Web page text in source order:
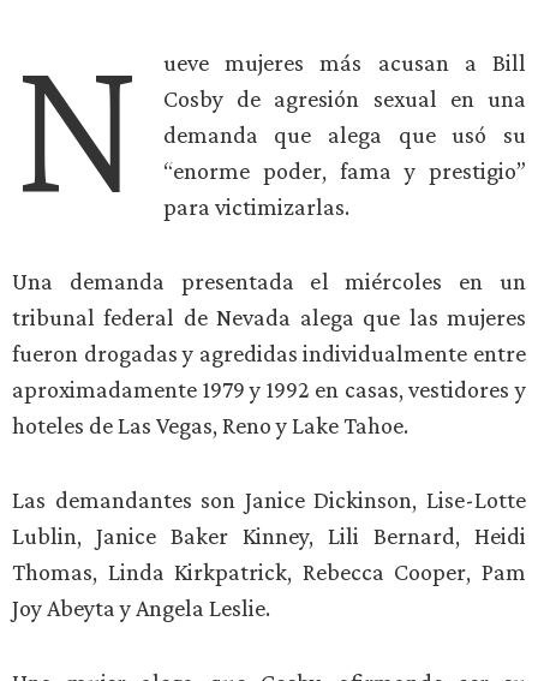
N
ueve mujeres más acusan a Bill
Cosby de agresión sexual en una
demanda que alega que usó su
“enorme poder, fama y prestigio”
para victimizarlas.
Una demanda presentada el miércoles en un
tribunal federal de Nevada alega que las mujeres
fueron drogadas y agredidas individualmente entre
aproximadamente 1979 y 1992 en casas, vestidores y
hoteles de Las Vegas, Reno y Lake Tahoe.
Las demandantes son Janice Dickinson, Lise-Lotte
Lublin, Janice Baker Kinney, Lili Bernard, Heidi
Thomas, Linda Kirkpatrick, Rebecca Cooper, Pam
Joy Abeyta y Angela Leslie.